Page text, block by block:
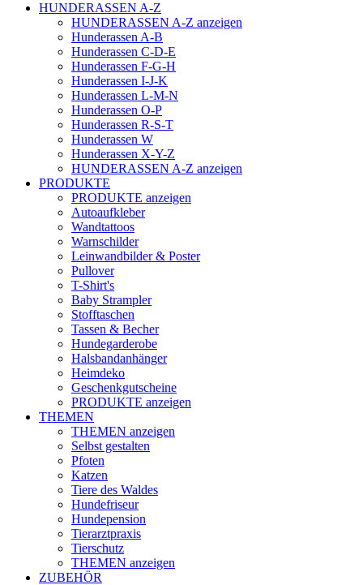
HUNDERASSEN A-Z
HUNDERASSEN A-Z anzeigen
Hunderassen A-B
Hunderassen C-D-E
Hunderassen F-G-H
Hunderassen I-J-K
Hunderassen L-M-N
Hunderassen O-P
Hunderassen R-S-T
Hunderassen W
Hunderassen X-Y-Z
HUNDERASSEN A-Z anzeigen
PRODUKTE
PRODUKTE anzeigen
Autoaufkleber
Wandtattoos
Warnschilder
Leinwandbilder & Poster
Pullover
T-Shirt's
Baby Strampler
Stofftaschen
Tassen & Becher
Hundegarderobe
Halsbandanhänger
Heimdeko
Geschenkgutscheine
PRODUKTE anzeigen
THEMEN
THEMEN anzeigen
Selbst gestalten
Pfoten
Katzen
Tiere des Waldes
Hundefriseur
Hundepension
Tierarztpraxis
Tierschutz
THEMEN anzeigen
ZUBEHÖR